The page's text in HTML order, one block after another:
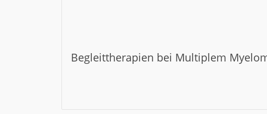
Begleittherapien bei Multiplem